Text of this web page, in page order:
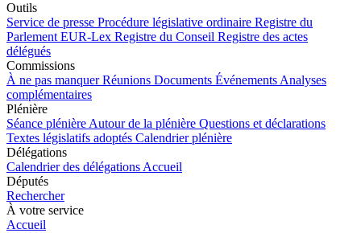
Outils
Service de presse Procédure législative ordinaire Registre du
Parlement EUR-Lex Registre du Conseil Registre des actes
délégués
Commissions
À ne pas manquer Réunions Documents Événements Analyses
complémentaires
Plénière
Séance plénière Autour de la plénière Questions et déclarations
Textes législatifs adoptés Calendrier plénière
Délégations
Calendrier des délégations Accueil
Députés
Rechercher
À votre service
Accueil